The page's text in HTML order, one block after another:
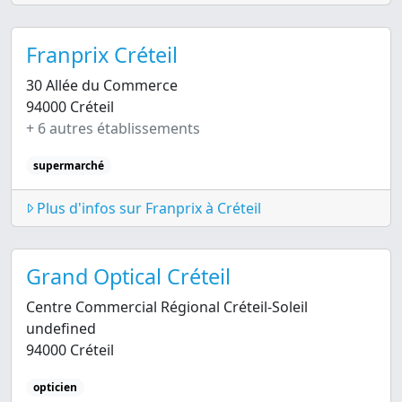
Franprix Créteil
30 Allée du Commerce
94000 Créteil
+ 6 autres établissements
supermarché
Plus d'infos sur Franprix à Créteil
Grand Optical Créteil
Centre Commercial Régional Créteil-Soleil
undefined
94000 Créteil
opticien